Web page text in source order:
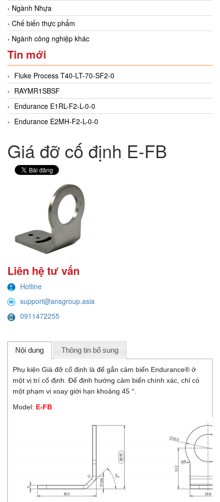
Ngành Nhựa
Chế biến thực phẩm
Ngành công nghiệp khác
Tin mới
Fluke Process T40-LT-70-SF2-0
RAYMR1SBSF
Endurance E1RL-F2-L-0-0
Endurance E2MH-F2-L-0-0
Giá đỡ cố định E-FB
Liên hệ tư vấn
Hotline
support@ansgroup.asia
0911472255
Nội dung Thông tin bổ sung
Phụ kiện Giá đỡ cố định là để gắn cảm biến Endurance® ở
một vị trí cố định. Để định hướng cảm biến chính xác, chỉ có
một phạm vi xoay giới hạn khoảng 45 °.
Model: E-FB